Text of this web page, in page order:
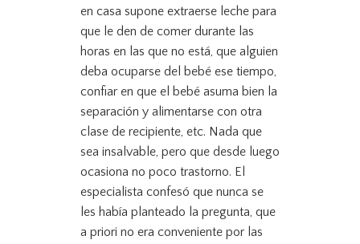
en casa supone extraerse leche para
que le den de comer durante las
horas en las que no está, que alguien
deba ocuparse del bebé ese tiempo,
confiar en que el bebé asuma bien la
separación y alimentarse con otra
clase de recipiente, etc. Nada que
sea insalvable, pero que desde luego
ocasiona no poco trastorno. El
especialista confesó que nunca se
les había planteado la pregunta, que
a priori no era conveniente por las